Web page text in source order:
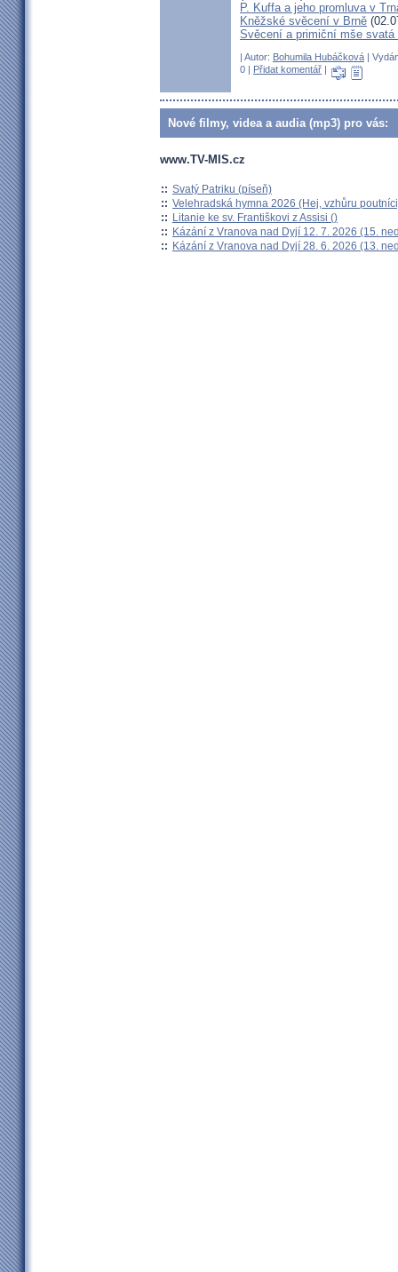
P. Kuffa a jeho promluva v
Kněžské svěcení v Brně
Svěcení a primiční mše
| Autor: Bohumila Hubáčková |
0 | Přidat komentář |
Nové filmy, videa a audia (mp3) pro vás:
www.TV-MIS.cz
:: Svatý Patriku (píseň)
:: Velehradská hymna 2026 (Hej, vzhůru
:: Litanie ke sv. Františkovi z Assisi ()
:: Kázání z Vranova nad Dyjí 12. 7. 2026 (15.
:: Kázání z Vranova nad Dyjí 28. 6. 2026 (13.